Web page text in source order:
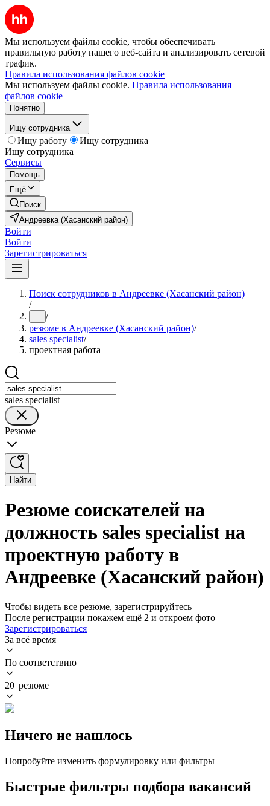
Мы используем файлы cookie, чтобы обеспечивать
правильную работу нашего веб-сайта и анализировать сетевой
трафик.
Правила использования файлов cookie
Мы используем файлы cookie. Правила использования
файлов cookie
Понятно
Ищу сотрудника
Ищу работу
Ищу сотрудника
Ищу сотрудника
Сервисы
Помощь
Ещё
Поиск
Андреевка (Хасанский район)
Войти
Войти
Зарегистрироваться
Поиск сотрудников в Андреевке (Хасанский район)
/
... /
резюме в Андреевке (Хасанский район)/
sales specialist/
проектная работа
sales specialist
Резюме
Найти
Резюме соискателей на
должность sales specialist на
проектную работу в
Андреевке (Хасанский район)
Чтобы видеть все резюме, зарегистрируйтесь
После регистрации покажем ещё 2 и откроем фото
Зарегистрироваться
За всё время
По соответствию
20 резюме
Ничего не нашлось
Попробуйте изменить формулировку или фильтры
Быстрые фильтры подбора вакансий